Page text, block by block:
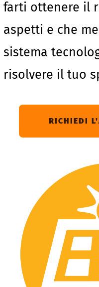
farti ottenere il
aspetti e che
sistema
risolvere il tuo
RICHIEDI